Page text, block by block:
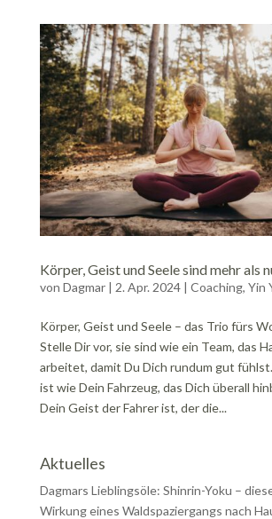
Körper, Geist und Seele sind mehr als
von Dagmar| 2. Apr. 2024| Coaching, Yin
Körper, Geist und Seele – das Trio fürs
Stelle Dir vor, sie sind wie ein Team, das
arbeitet, damit Du Dich rundum gut
ist wie Dein Fahrzeug, das Dich überall
Dein Geist der Fahrer ist, der die...
Aktuelles
Dagmars Lieblingsöle: Shinrin-Yoku –
Wirkung eines Waldspaziergangs nach